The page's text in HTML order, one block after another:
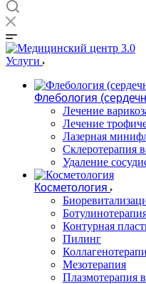
Услуги
Флебология
Лечение
Лечение
Лазерная
Cклеротерапия
Удаление
Косметология
Контурная
Пилинг
Мезотерапия
Плазмотерапия